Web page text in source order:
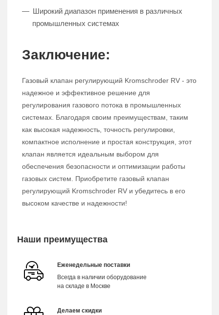
Широкий диапазон применения в различных
промышленных системах
Заключение:
Газовый клапан регулирующий Kromschroder RV - это
надежное и эффективное решение для
регулирования газового потока в промышленных
системах. Благодаря своим преимуществам, таким
как высокая надежность, точность регулировки,
компактное исполнение и простая конструкция, этот
клапан является идеальным выбором для
обеспечения безопасности и оптимизации работы
газовых систем. Приобретите газовый клапан
регулирующий Kromschroder RV и убедитесь в его
высоком качестве и надежности!
Наши преимущества
Еженедельные поставки
Всегда в наличии оборудование
на складе в Москве
Делаем скидки